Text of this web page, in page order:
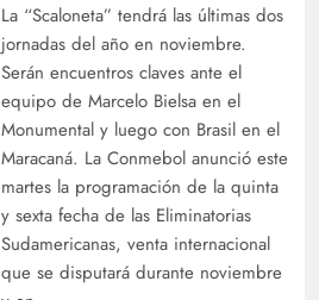
La “Scaloneta” tendrá las últimas dos
jornadas del año en noviembre.
Serán encuentros claves ante el
equipo de Marcelo Bielsa en el
Monumental y luego con Brasil en el
Maracaná. La Conmebol anunció este
martes la programación de la quinta
y sexta fecha de las Eliminatorias
Sudamericanas, venta internacional
que se disputará durante noviembre